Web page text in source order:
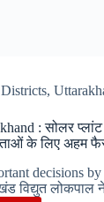
Districts,
: सोलर
के लिए अहम
decisions
विद्युत